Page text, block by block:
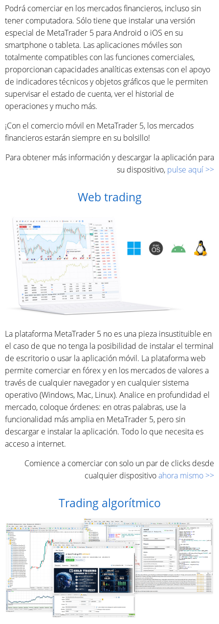
Podrá comerciar en los mercados financieros, incluso sin
tener computadora. Sólo tiene que instalar una versión
especial de MetaTrader 5 para Android o iOS en su
smartphone o tableta. Las aplicaciones móviles son
totalmente compatibles con las funciones comerciales,
proporcionan capacidades analíticas extensas con el apoyo
de indicadores técnicos y objetos gráficos que le permiten
supervisar el estado de cuenta, ver el historial de
operaciones y mucho más.
¡Con el comercio móvil en MetaTrader 5, los mercados
financieros estarán siempre en su bolsillo!
Para obtener más información y descargar la aplicación para
su dispositivo, pulse aquí >>
Web trading
La plataforma MetaTrader 5 no es una pieza insustituible en
el caso de que no tenga la posibilidad de instalar el terminal
de escritorio o usar la aplicación móvil. La plataforma web
permite comerciar en fórex y en los mercados de valores a
través de cualquier navegador y en cualquier sistema
operativo (Windows, Mac, Linux). Analice en profundidad el
mercado, coloque órdenes: en otras palabras, use la
funcionalidad más amplia en MetaTrader 5, pero sin
descargar e instalar la aplicación. Todo lo que necesita es
acceso a internet.
Comience a comerciar con solo un par de clicks desde
cualquier dispositivoahora mismo >>
Trading algorítmico